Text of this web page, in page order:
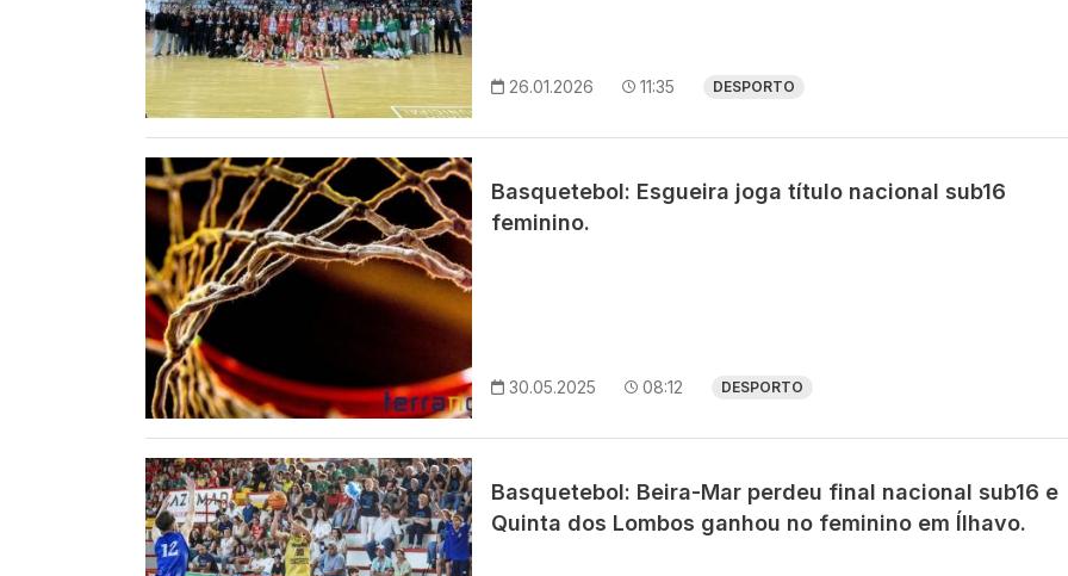
26.01.2026 11:35 DESPORTO
Imagem
Basquetebol: Esgueira joga título nacional sub16
feminino.
30.05.2025 08:12 DESPORTO
Imagem
Basquetebol: Beira-Mar perdeu final nacional sub16 e
Quinta dos Lombos ganhou no feminino em Ílhavo.